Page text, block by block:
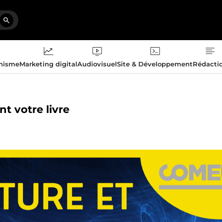
Marketing digitalAudiovisuelSite & Développement
votre livre